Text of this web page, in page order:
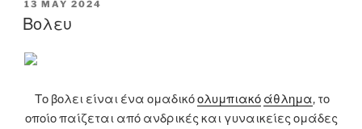
POSTED
ON
13 MAY 2024
Βολευ
Το βολει είναι ένα ομαδικόολυμπιακό άθλημα, το
οποίο παίζεται από ανδρικές και γυναικείες ομάδες